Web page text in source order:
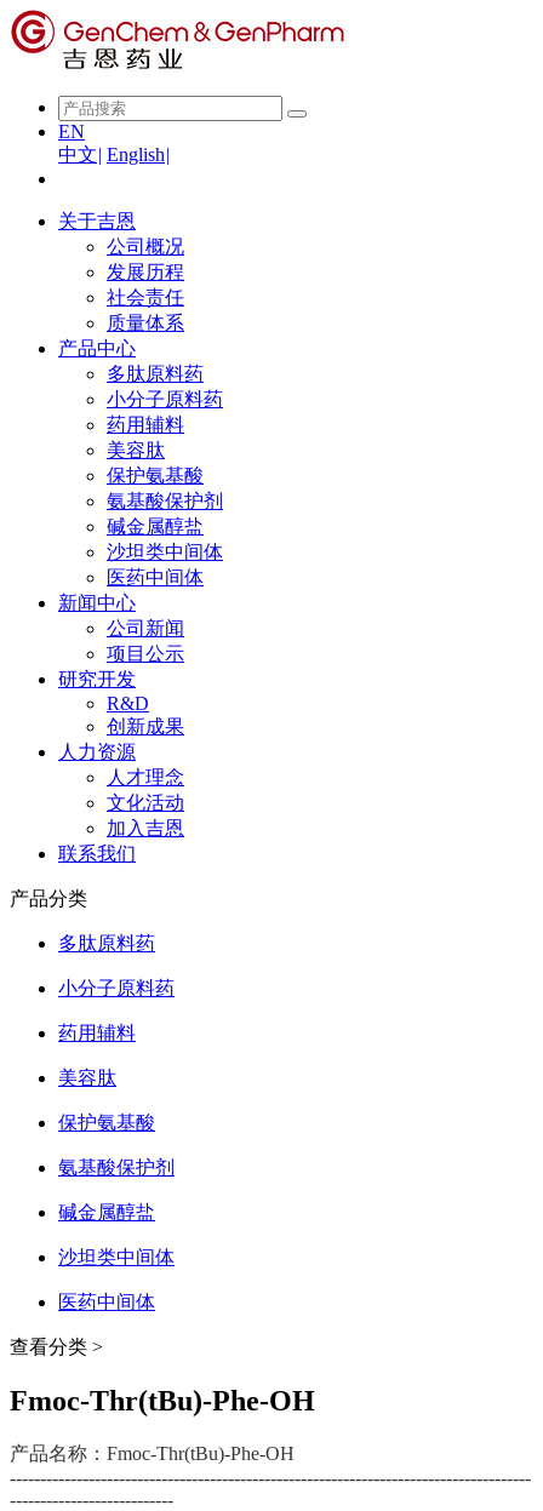
EN
中文| English|
关于吉恩
公司概况
发展历程
社会责任
质量体系
产品中心
多肽原料药
小分子原料药
药用辅料
美容肽
保护氨基酸
氨基酸保护剂
碱金属醇盐
沙坦类中间体
医药中间体
新闻中心
公司新闻
项目公示
研究开发
R&D
创新成果
人力资源
人才理念
文化活动
加入吉恩
联系我们
产品分类
多肽原料药
小分子原料药
药用辅料
美容肽
保护氨基酸
氨基酸保护剂
碱金属醇盐
沙坦类中间体
医药中间体
查看分类 >
Fmoc-Thr(tBu)-Phe-OH
产品名称：Fmoc-Thr(tBu)-Phe-OH
--------------------------------------------------------------------------------------
---------------------------